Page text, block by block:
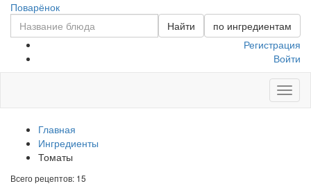
Поварёнок
Найти
по ингредиентам
Регистрация
Войти
Главная
Ингредиенты
Томаты
Всего рецептов: 15